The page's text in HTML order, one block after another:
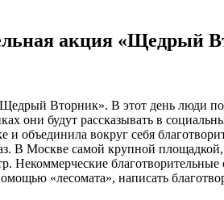
акция «Щедрый
Вторник». В этот день люди
они будут рассказывать в
объединила вокруг себя
В Москве самой крупной
Некоммерческие
«лесомата», написать